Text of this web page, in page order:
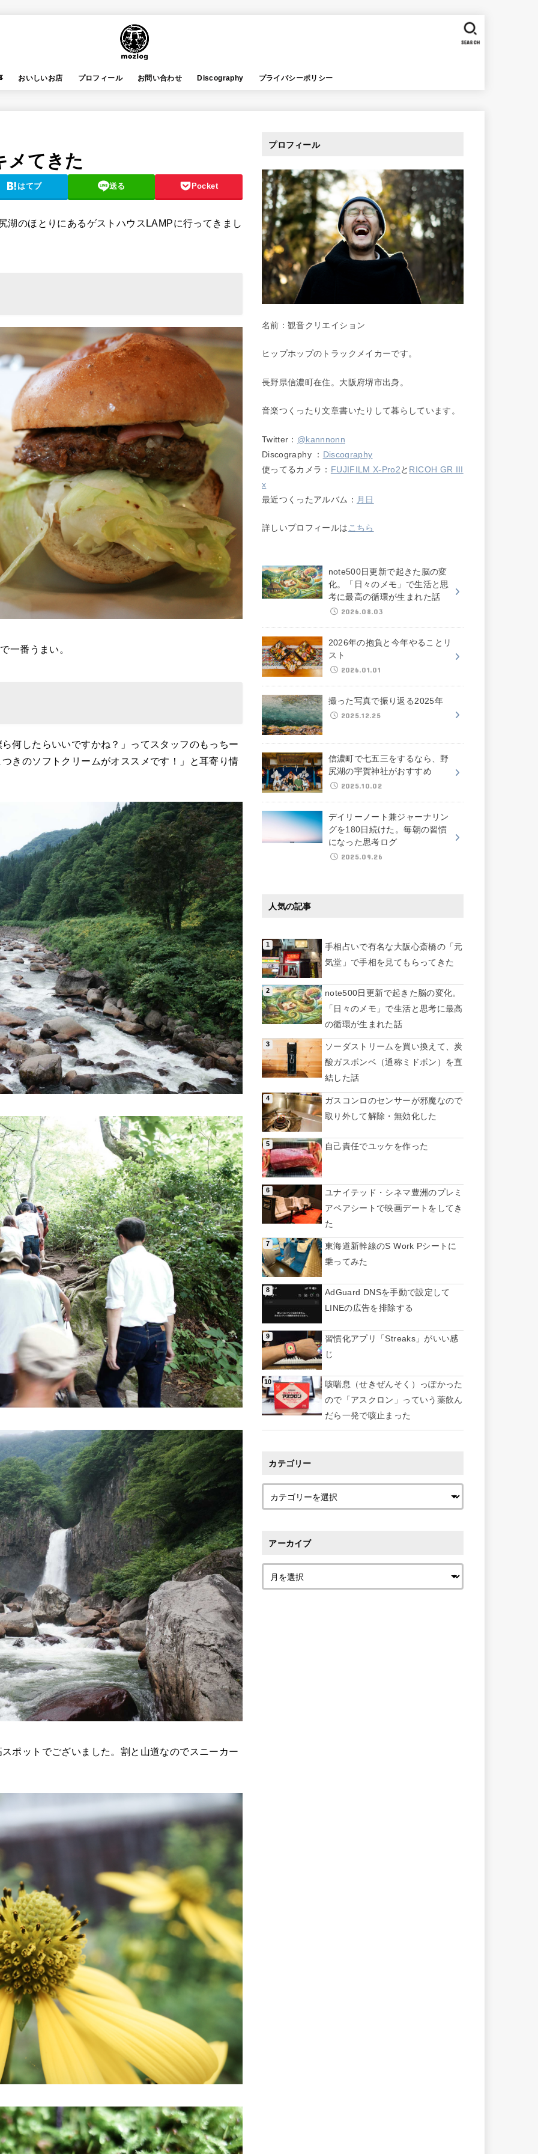
おいしいお店 プロフィール お問い合わせ Discography プライバシーポリシー
SEARCH
メてきた
はてブ 送る Pocket
湖のほとりにあるゲストハウスLAMPに行ってきまし
一番うまい。
何したらいいですかね？」ってスタッフのもっちー
きのソフトクリームがオススメです！」と耳寄り情
ポットでございました。割と山道なのでスニーカー
プロフィール
名前：観音クリエイション
ヒップホップのトラックメイカーです。
長野県信濃町在住。大阪府堺市出身。
音楽つくったり文章書いたりして暮らしています。
Twitter： @kannnonn
Discography ： Discography
使ってるカメラ： FUJIFILM X-Pro2と RICOH GR III
x
最近つくったアルバム： 月日
詳しいプロフィールは こちら
note500日更新で起きた脳の変
化。「日々のメモ」で生活と思
考に最高の循環が生まれた話
2026.08.03
2026年の抱負と今年やることリ
スト
2026.01.01
撮った写真で振り返る2025年
2025.12.25
信濃町で七五三をするなら、野
尻湖の宇賀神社がおすすめ
2025.10.02
デイリーノート兼ジャーナリン
グを180日続けた。毎朝の習慣
になった思考ログ
2025.09.26
人気の記事
手相占いで有名な大阪心斎橋の「元
気堂」で手相を見てもらってきた
note500日更新で起きた脳の変化。
「日々のメモ」で生活と思考に最高
の循環が生まれた話
ソーダストリームを買い換えて、炭
酸ガスボンベ（通称ミドボン）を直
結した話
ガスコンロのセンサーが邪魔なので
取り外して解除・無効化した
自己責任でユッケを作った
ユナイテッド・シネマ豊洲のプレミ
アペアシートで映画デートをしてき
た
東海道新幹線のS Work Pシートに
乗ってみた
AdGuard DNSを手動で設定して
LINEの広告を排除する
習慣化アプリ「Streaks」がいい感
じ
咳喘息（せきぜんそく）っぽかった
ので「アスクロン」っていう薬飲ん
だら一発で咳止まった
カテゴリー
アーカイブ